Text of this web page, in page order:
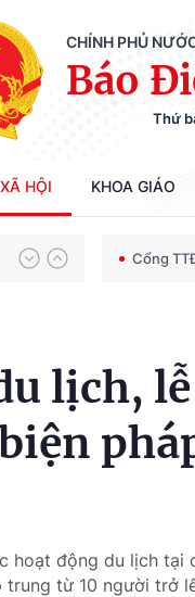
CHÍNH PHỦ
Báo
Thứ
XÃ HỘI KHOA GIÁO
Cổng
lịch,
hoạt động du lịch tại
từ 10 người trở